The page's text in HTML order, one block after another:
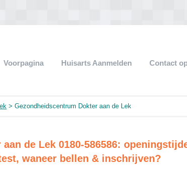
Voorpagina Huisarts Aanmelden Contact
> Gezondheidscentrum Dokter aan de Lek
de Lek 0180-586586:
waneer bellen & inschrijven?